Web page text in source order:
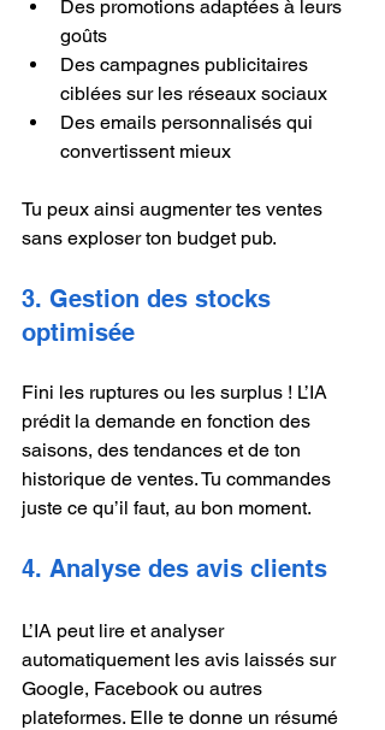
Des promotions adaptées à leurs
goûts
Des campagnes publicitaires
ciblées sur les réseaux sociaux
Des emails personnalisés qui
convertissent mieux
Tu peux ainsi augmenter tes ventes
sans exploser ton budget pub.
3. Gestion des stocks
optimisée
Fini les ruptures ou les surplus ! L’IA
prédit la demande en fonction des
saisons, des tendances et de ton
historique de ventes. Tu commandes
juste ce qu’il faut, au bon moment.
4. Analyse des avis clients
L’IA peut lire et analyser
automatiquement les avis laissés sur
Google, Facebook ou autres
plateformes. Elle te donne un résumé